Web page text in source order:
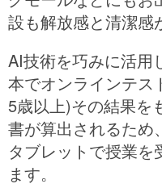
設も解放感と清潔感
AI技術を巧みに活用
本でオンラインテス
5歳以上)その結果を
書が算出されるため
タブレットで授業を
ます。